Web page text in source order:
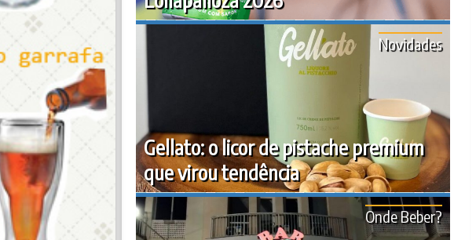
Gellato: o licor de pistache premium
que virou tendência
Novidades
Onde Beber?